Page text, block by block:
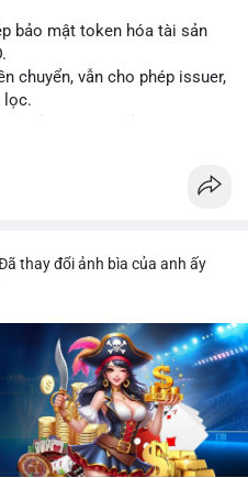
bảo mật token hóa tài sản
chuyển, vẫn cho phép issuer,
lọc.
thay đổi ảnh bìa của anh ấy